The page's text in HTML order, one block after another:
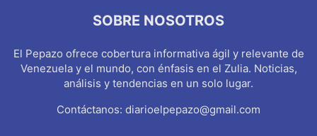
SOBRE NOSOTROS
El Pepazo ofrece cobertura informativa ágil y relevante de
Venezuela y el mundo, con énfasis en el Zulia. Noticias,
análisis y tendencias en un solo lugar.
Contáctanos: diarioelpepazo@gmail.com